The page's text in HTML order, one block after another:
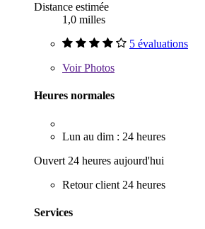
Distance estimée
1,0 milles
5 évaluations
VoirPhotos
Heures normales
Lun au dim : 24 heures
Ouvert 24 heures aujourd'hui
Retour client 24 heures
Services